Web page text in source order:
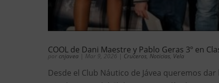
COOL de Dani Maestre y Pablo Geras 3º en
por cnjavea | Mar 9, 2026 | Cruceros Noticias Vela
Desde el Club Náutico de Jávea queremos